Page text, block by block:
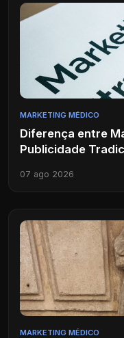
MARKETING MÉDICO
Diferença entre
Publicidade
07 ago 2026
MARKETING MÉDICO